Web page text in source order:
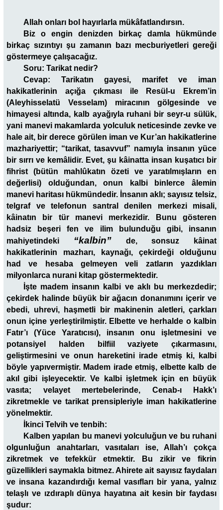
Allah onları bol hayırlarla mükâfatlandırsın.
Biz o engin denizden birkaç damla hükmünde
birkaç sızıntıyı şu zamanın bazı mecburiyetleri gereği
göstermeye çalışacağız.
Soru: Tarikat nedir?
Cevap: Tarikatın gayesi, marifet ve iman
hakikatlerinin açığa çıkması ile Resül-u Ekrem’in
(Aleyhisselatü Vesselam) miracının gölgesinde ve
himayesi altında, kalb ayağıyla ruhani bir seyr-u sülük,
yani manevi makamlarda yolculuk neticesinde zevke ve
hale ait, bir derece görülen iman ve Kur’an hakikatlerine
mazhariyettir; “tarikat, tasavvuf” namıyla insanın yüce
bir sırrı ve kemâlidir. Evet, şu kâinatta insan kuşatıcı bir
fihrist (bütün mahlûkatın özeti ve yaratılmışların en
değerlisi) olduğundan, onun kalbi binlerce âlemin
manevi haritası hükmündedir. İnsanın aklı; sayısız telsiz,
telgraf ve telefonun santral denilen merkezi misali,
kâinatın bir tür manevi merkezidir. Bunu gösteren
hadsiz beşeri fen ve ilim bulunduğu gibi, insanın
mahiyetindeki “kalbin”de, sonsuz kâinat
hakikatlerinin mazharı, kaynağı, çekirdeği olduğunu
had ve hesaba gelmeyen veli zatların yazdıkları
milyonlarca nurani kitap göstermektedir.
İşte madem insanın kalbi ve aklı bu merkezdedir;
çekirdek halinde büyük bir ağacın donanımını içerir ve
ebedi, uhrevi, haşmetli bir makinenin aletleri, çarkları
onun içine yerleştirilmiştir. Elbette ve herhalde o kalbin
Fatır’ı (Yüce Yaratıcısı), insanın onu işletmesini ve
potansiyel halden bilfiil vaziyete çıkarmasını,
geliştirmesini ve onun hareketini irade etmiş ki, kalbi
böyle yapıvermiştir. Madem irade etmiş, elbette kalb de
akıl gibi işleyecektir. Ve kalbi işletmek için en büyük
vasıta; velayet mertebelerinde, Cenab-ı Hakk’ı
zikretmekle ve tarikat prensipleriyle iman hakikatlerine
yönelmektir.
İkinci Telvih ve tenbih:
Kalben yapılan bu manevi yolculuğun ve bu ruhani
olgunluğun anahtarları, vasıtaları ise, Allah’ı çokça
zikretmek ve tefekkür etmektir. Bu zikir ve fikrin
güzellikleri saymakla bitmez. Ahirete ait sayısız faydaları
ve insana kazandırdığı kemal vasıfları bir yana, yalnız
telaşlı ve ızdıraplı dünya hayatına ait kesin bir faydası
şudur: